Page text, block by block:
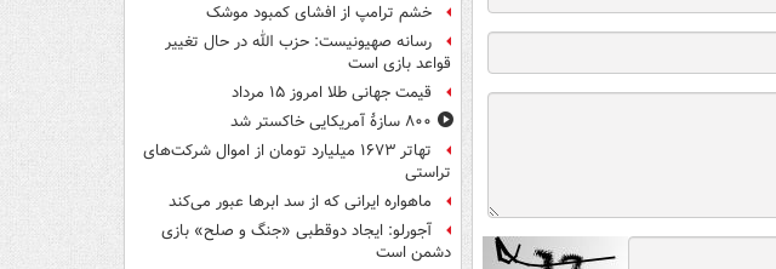
خشم ترامپ از افشای کمبود موشک
رسانه صهیونیست: حزب الله در حال تغییر
قواعد بازی است
قیمت جهانی طلا امروز ۱۵ مرداد
۸۰۰ سازۀ آمریکایی خاکستر شد
تهاتر ۱۶۷۳ میلیارد تومان از اموال شرکت‌های
تراستی
ماهواره ایرانی که از سد ابرها عبور می‌کند
آجورلو: ایجاد دوقطبی «جنگ و صلح‌» بازی
دشمن است